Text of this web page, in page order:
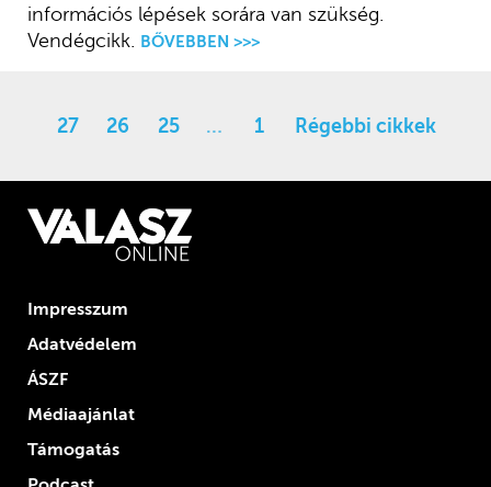
információs lépések sorára van szükség.
Vendégcikk.
BŐVEBBEN >>>
27 26 25 … 1 Régebbi cikkek
Impresszum
Adatvédelem
ÁSZF
Médiaajánlat
Támogatás